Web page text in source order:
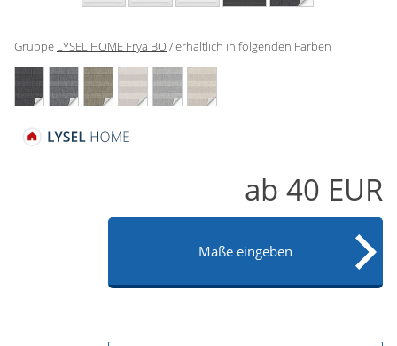
Gruppe LYSEL HOME Frya BO / erhältlich in folgenden Farben
ab40 EUR
Maße eingeben